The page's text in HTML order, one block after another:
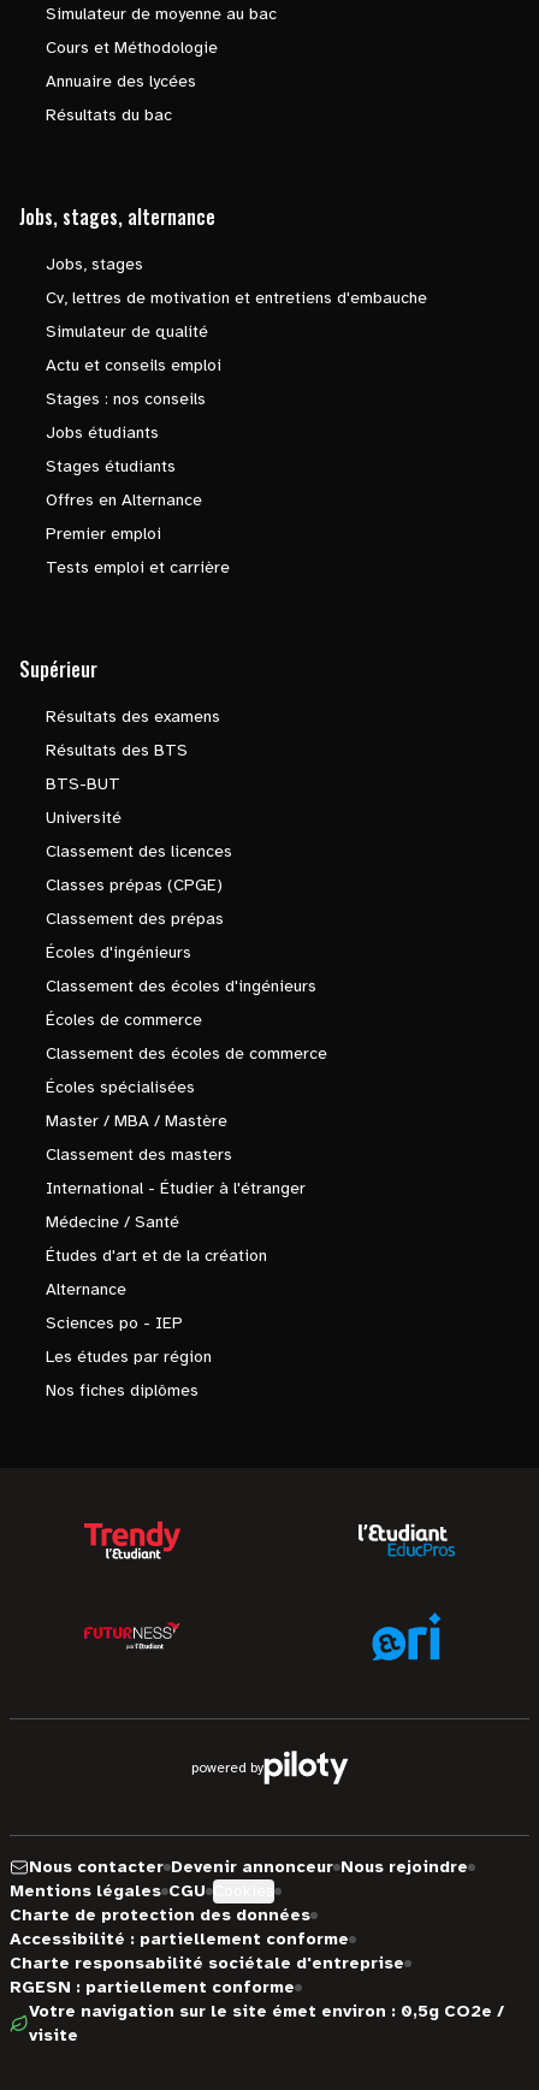
Simulateur de moyenne au bac
Cours et Méthodologie
Annuaire des lycées
Résultats du bac
Jobs, stages, alternance
Jobs, stages
Cv, lettres de motivation et entretiens d'embauche
Simulateur de qualité
Actu et conseils emploi
Stages : nos conseils
Jobs étudiants
Stages étudiants
Offres en Alternance
Premier emploi
Tests emploi et carrière
Supérieur
Résultats des examens
Résultats des BTS
BTS-BUT
Université
Classement des licences
Classes prépas (CPGE)
Classement des prépas
Écoles d'ingénieurs
Classement des écoles d'ingénieurs
Écoles de commerce
Classement des écoles de commerce
Écoles spécialisées
Master / MBA / Mastère
Classement des masters
International - Étudier à l'étranger
Médecine / Santé
Études d'art et de la création
Alternance
Sciences po - IEP
Les études par région
Nos fiches diplômes
powered by
Nous contacter Devenir annonceur Nous rejoindre
Mentions légales CGU
Charte de protection des données
Accessibilité : partiellement conforme
Charte responsabilité sociétale d'entreprise
RGESN : partiellement conforme
Votre navigation sur le site émet environ : 0,5g CO2e /
visite